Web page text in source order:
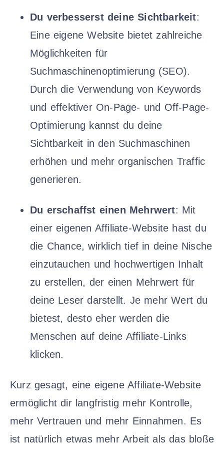
Du verbesserst deine Sichtbarkeit:
Eine eigene Website bietet zahlreiche
Möglichkeiten für
Suchmaschinenoptimierung (SEO).
Durch die Verwendung von Keywords
und effektiver On-Page- und Off-Page-
Optimierung kannst du deine
Sichtbarkeit in den Suchmaschinen
erhöhen und mehr organischen Traffic
generieren.
Du erschaffst einen Mehrwert: Mit
einer eigenen Affiliate-Website hast du
die Chance, wirklich tief in deine Nische
einzutauchen und hochwertigen Inhalt
zu erstellen, der einen Mehrwert für
deine Leser darstellt. Je mehr Wert du
bietest, desto eher werden die
Menschen auf deine Affiliate-Links
klicken.
Kurz gesagt, eine eigene Affiliate-Website
ermöglicht dir langfristig mehr Kontrolle,
mehr Vertrauen und mehr Einnahmen. Es
ist natürlich etwas mehr Arbeit als das bloße